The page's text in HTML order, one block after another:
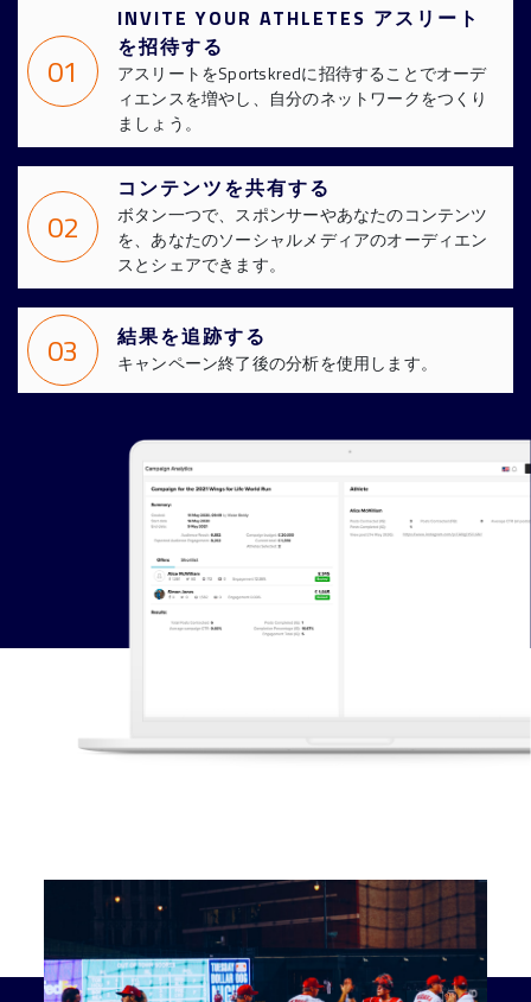
01
INVITE YOUR ATHLETES アスリート
を招待する
アスリートをSportskredに招待することでオーデ
ィエンスを増やし、自分のネットワークをつくり
ましょう。
02
コンテンツを共有する
ボタン一つで、スポンサーやあなたのコンテンツ
を、あなたのソーシャルメディアのオーディエン
スとシェアできます。
03 結果を追跡する
キャンペーン終了後の分析を使用します。